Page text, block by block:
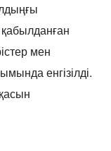
қабылданған
мен
енгізілді.